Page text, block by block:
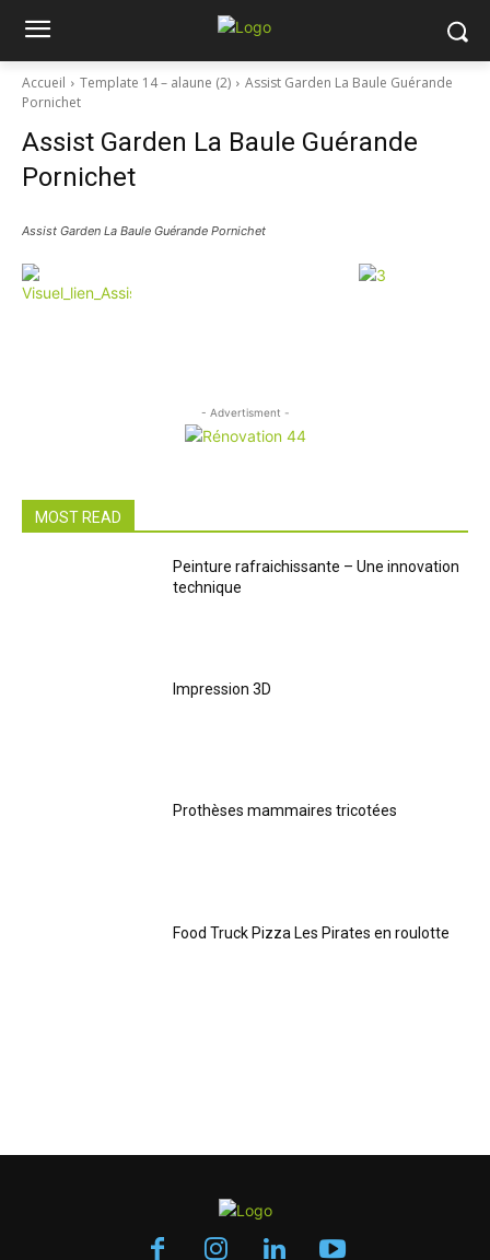
Accueil Template 14 – alaune (2)
Assist Garden La Baule Guérande
Pornichet
Assist Garden La Baule Guérande
Pornichet
Assist Garden La Baule Guérande Pornichet
- Advertisment -
MOST READ
Peinture rafraichissante – Une innovation
technique
Impression 3D
Prothèses mammaires tricotées
Food Truck Pizza Les Pirates en roulotte